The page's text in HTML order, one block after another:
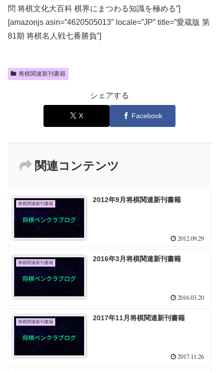
問 将棋文化大百科 棋界にまつわる知識を極める”]
[amazonjs asin=”4620505013″ locale=”JP” title=”愛蔵版 第
81期 将棋名人戦七番勝負”]
将棋関連新刊書籍
シェアする
X Facebook
関連コンテンツ
将棋関連新刊書籍 2012年9月将棋関連新刊書籍
2012.09.29
将棋関連新刊書籍 2016年3月将棋関連新刊書籍
2016.03.20
将棋関連新刊書籍 2017年11月将棋関連新刊書籍
2017.11.26